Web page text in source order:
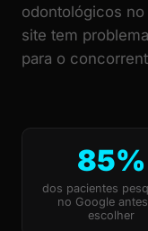
odontológicos
site tem
para o
85%
dos pacientes
no Google
escolher